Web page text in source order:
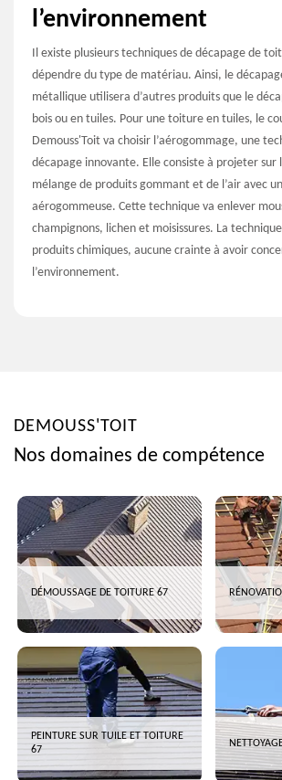
l’environnement
Il existe plusieurs techniques de décapage de
dépendre du type de matériau. Ainsi, le
métallique utilisera d’autres produits que le
bois ou en tuiles. Pour une toiture en tuiles, le
Demouss'Toit va choisir l’aérogommage, une
décapage innovante. Elle consiste à projeter
mélange de produits gommant et de l’air avec
aérogommeuse. Cette technique va enlever
champignons, lichen et moisissures. La
produits chimiques, aucune crainte à avoir
l’environnement.
DEMOUSS'TOIT
Nos domaines de compétence
DÉMOUSSAGE DE TOITURE 67
PEINTURE SUR TUILE ET TOITURE
67